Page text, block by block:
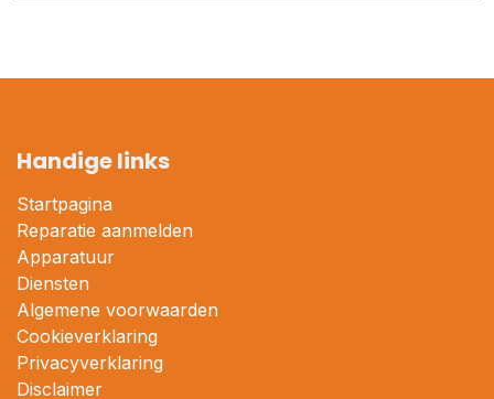
Handige links
Startpagina
Reparatie aanmelden
Apparatuur
Diensten
Algemene voorwaarden
Cookieverklaring
Privacyverklaring
Disclaimer